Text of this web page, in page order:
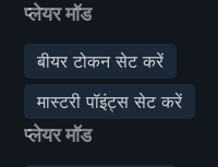
प्लेयर मॉड
बीयर टोकन सेट करें
मास्टरी पॉइंट्स सेट करें
प्लेयर मॉड